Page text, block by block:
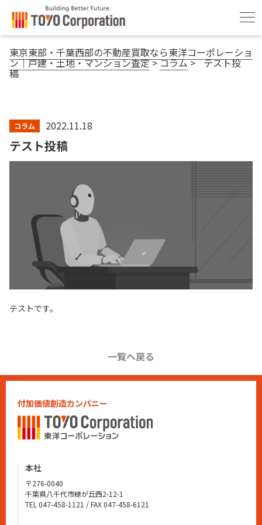
東京東部・千葉西部の不動産買取なら東洋コーポレーショ
ン｜戸建・土地・マンション査定>コラム> テスト投
稿
コラム 2022.11.18
テスト投稿
テストです。
一覧へ戻る
付加価値創造カンパニー
本社
〒276-0040
千葉県八千代市緑が丘西2-12-1
TEL 047-458-1121 / FAX 047-458-6121